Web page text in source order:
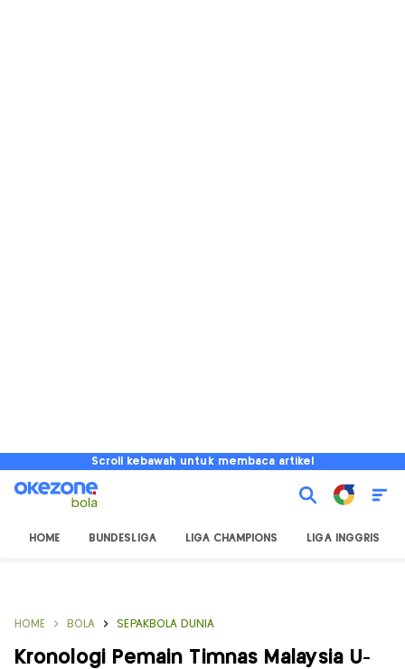
Scroll kebawah untuk membaca artikel
HOME BUNDESLIGA LIGA CHAMPIONS LIGA INGGRIS
HOME BOLA SEPAKBOLA DUNIA
Kronologi Pemain Timnas Malaysia U-